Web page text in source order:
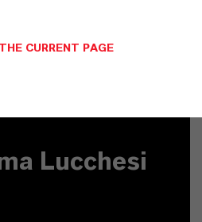
Lucchesi
CURRENT PAGE